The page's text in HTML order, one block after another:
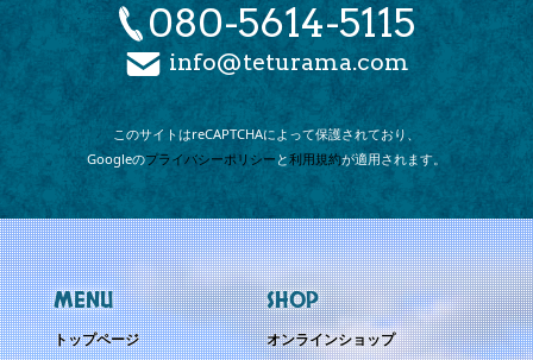
080-5614-5115
info@teturama.com
このサイトはreCAPTCHAによって保護されており、
Googleのプライバシーポリシー と利用規約が適用されます。
MENU
トップページ
SHOP
オンラインショップ